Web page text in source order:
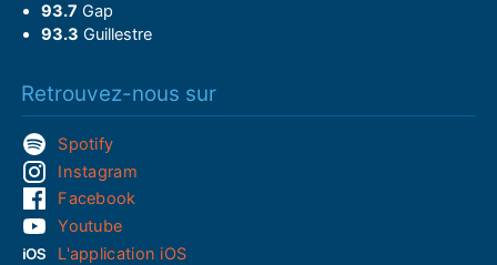
93.7 Gap
93.3 Guillestre
Retrouvez-nous sur
Spotify
Instagram
Facebook
Youtube
L'application iOS